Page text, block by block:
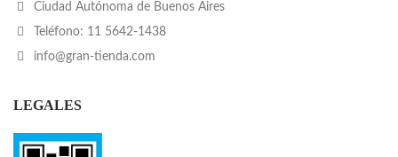
Ciudad Autónoma de Buenos Aires
Teléfono: 11 5642-1438
info@gran-tienda.com
LEGALES